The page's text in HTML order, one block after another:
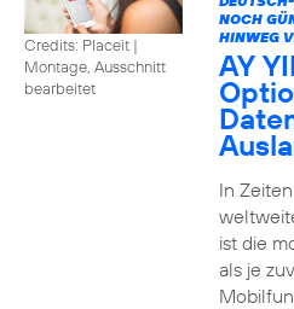
Credits: Placeit |
Montage, Ausschnitt
bearbeitet
NOCH
HINWEG
AY
In
ist die
als je